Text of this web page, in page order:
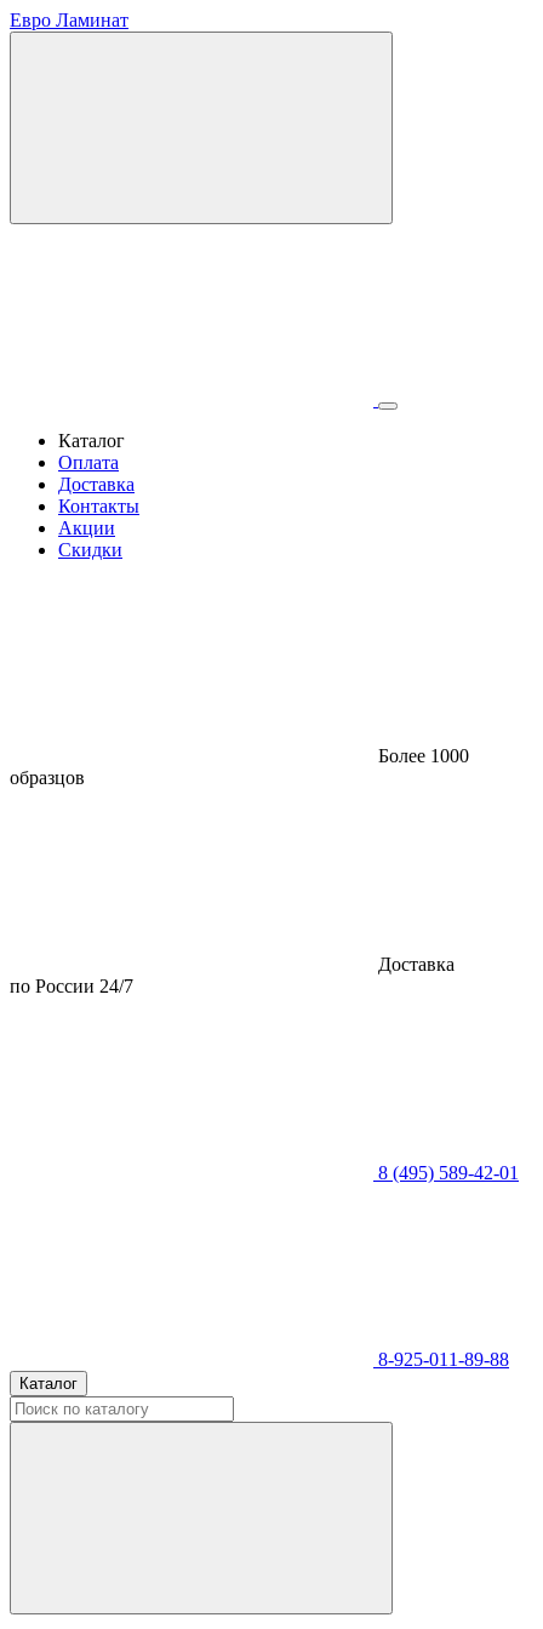
Евро Ламинат
Каталог
Оплата
Доставка
Контакты
Акции
Скидки
Более 1000
образцов
Доставка
по России 24/7
8 (495) 589-42-01
8-925-011-89-88
Каталог